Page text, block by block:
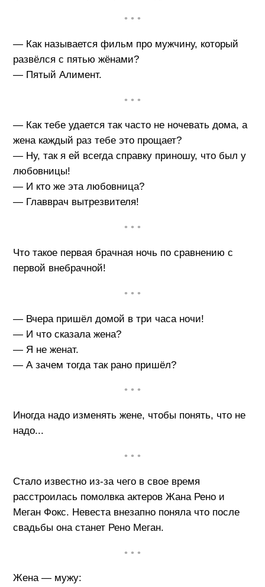
• • •
— Как называется фильм про мужчину, который
развёлся с пятью жёнами?
— Пятый Алимент.
• • •
— Как тебе удается так часто не ночевать дома, а
жена каждый раз тебе это прощает?
— Ну, так я ей всегда справку приношу, что был у
любовницы!
— И кто же эта любовница?
— Главврач вытрезвителя!
• • •
Что такое первая брачная ночь по сравнению с
первой внебрачной!
• • •
— Вчера пришёл домой в три часа ночи!
— И что сказала жена?
— Я не женат.
— А зачем тогда так рано пришёл?
• • •
Иногда надо изменять жене, чтобы понять, что не
надо...
• • •
Стало известно из-за чего в свое время
расстроилась помолвка актеров Жана Рено и
Меган Фокс. Невеста внезапно поняла что после
свадьбы она станет Рено Меган.
• • •
Жена — мужу: